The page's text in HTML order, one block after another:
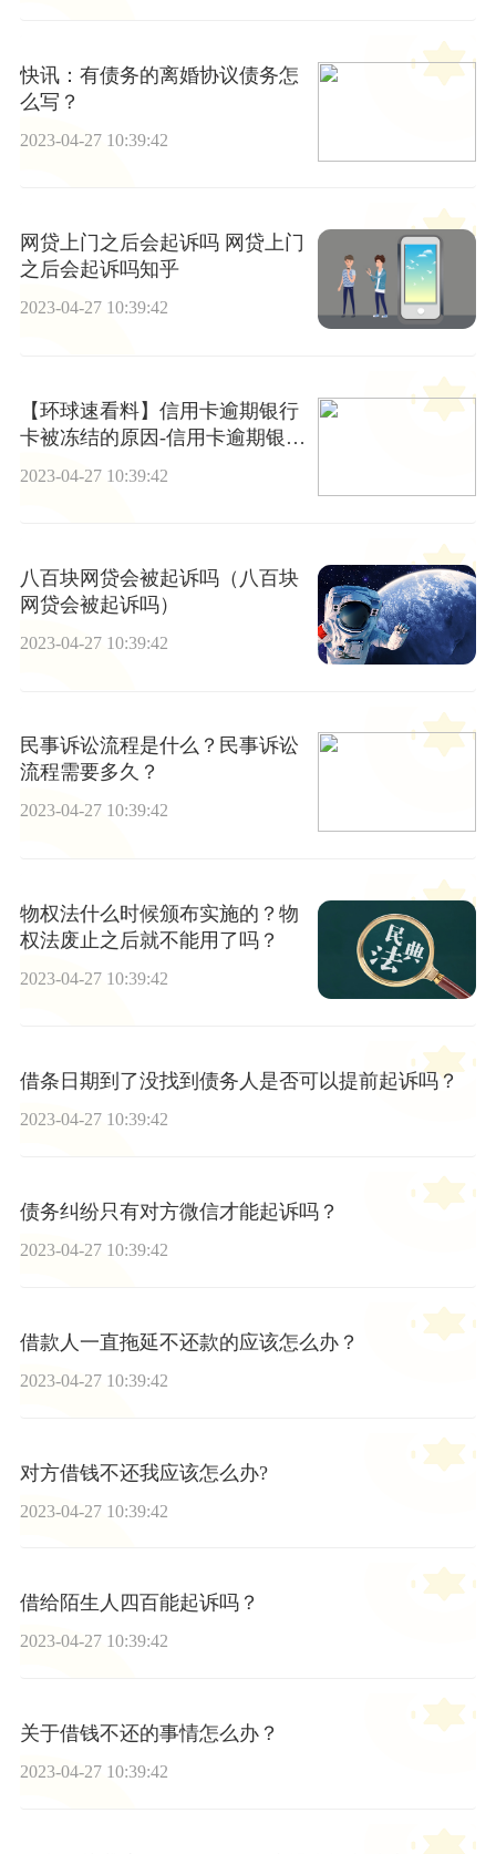
快讯：有债务的离婚协议债务怎
么写？
2023-04-27 10:39:42
网贷上门之后会起诉吗 网贷上门
之后会起诉吗知乎
2023-04-27 10:39:42
【环球速看料】信用卡逾期银行
卡被冻结的原因-信用卡逾期银行
2023-04-27 10:39:42
八百块网贷会被起诉吗（八百块
网贷会被起诉吗）
2023-04-27 10:39:42
民事诉讼流程是什么？民事诉讼
流程需要多久？
2023-04-27 10:39:42
物权法什么时候颁布实施的？物
权法废止之后就不能用了吗？
2023-04-27 10:39:42
借条日期到了没找到债务人是否可以提前起诉吗？
2023-04-27 10:39:42
债务纠纷只有对方微信才能起诉吗？
2023-04-27 10:39:42
借款人一直拖延不还款的应该怎么办？
2023-04-27 10:39:42
对方借钱不还我应该怎么办?
2023-04-27 10:39:42
借给陌生人四百能起诉吗？
2023-04-27 10:39:42
关于借钱不还的事情怎么办？
2023-04-27 10:39:42